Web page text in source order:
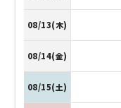
08/13(木)
08/14(金)
08/15(土)